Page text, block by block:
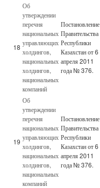
18
Об
утверждении
перечня
национальных
управляющих
холдингов,
национальных
холдингов,
национальных
компаний
Постановление
Правительства
Республики
Казахстан от 6
апреля 2011
года № 376.
19
Об
утверждении
перечня
национальных
управляющих
холдингов,
национальных
холдингов,
национальных
компаний
Постановление
Правительства
Республики
Казахстан от 6
апреля 2011
года № 376.